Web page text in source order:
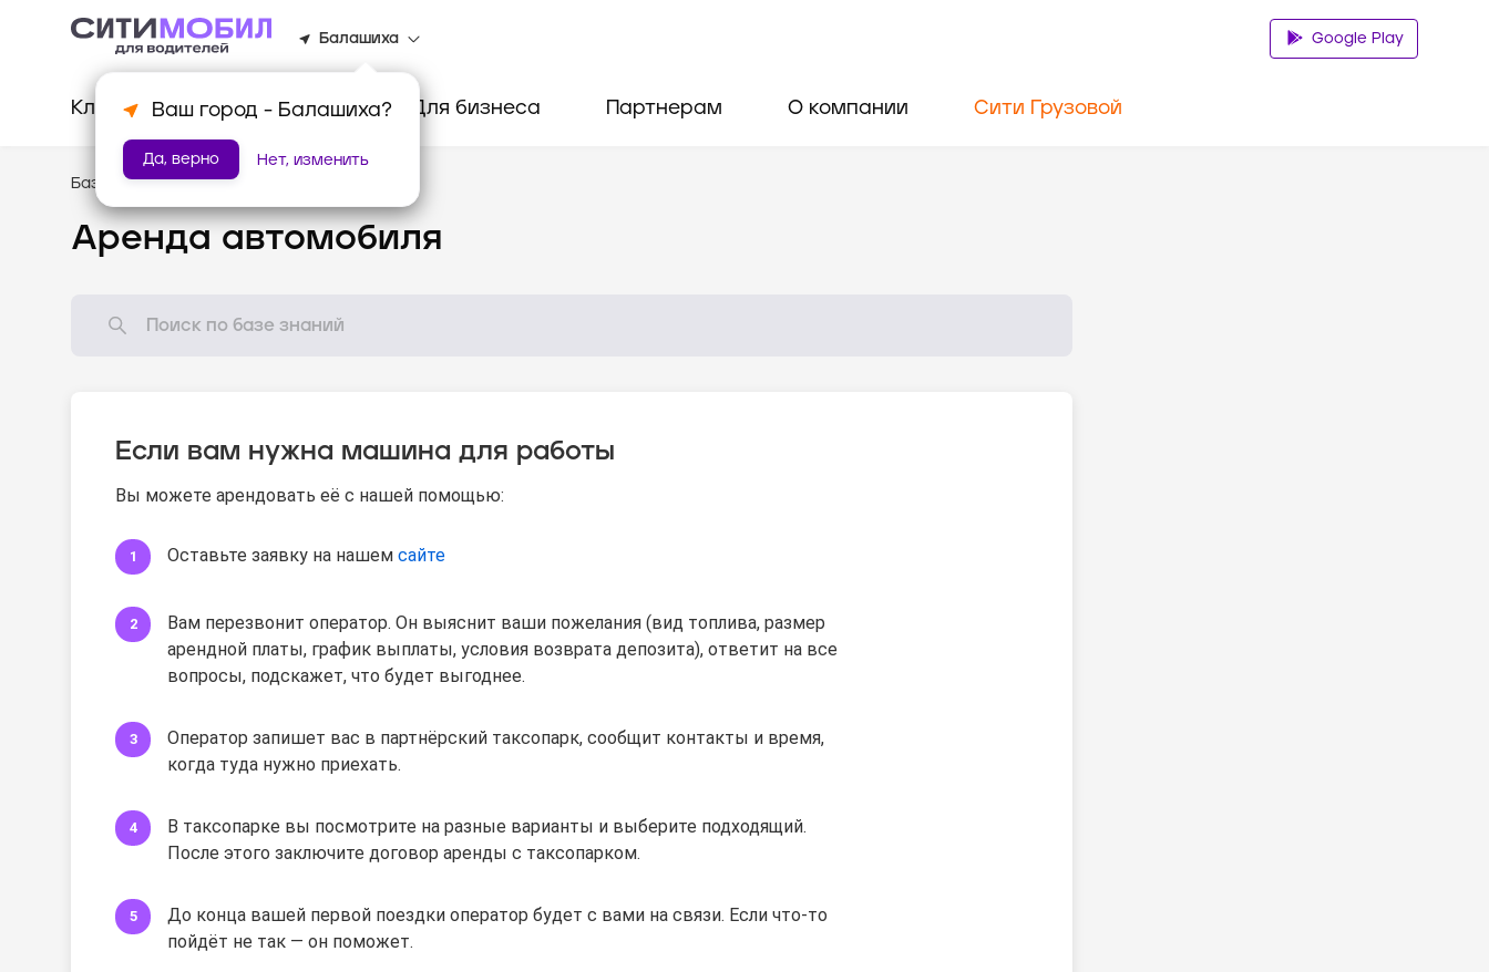
Балашиха
Ваш город - Балашиха?
Да, верно Нет, изменить
Google Play
Клиентам Водителям Для бизнеса Партнерам О компании Сити Грузовой
База знаний /Новому водителю
Аренда автомобиля
Если вам нужна машина для работы
Вы можете арендовать её с нашей помощью:
Оставьте заявку на нашем сайте
Вам перезвонит оператор. Он выяснит ваши пожелания (вид топлива, размер
арендной платы, график выплаты, условия возврата депозита), ответит на все
вопросы, подскажет, что будет выгоднее.
Оператор запишет вас в партнёрский таксопарк, сообщит контакты и время,
когда туда нужно приехать.
В таксопарке вы посмотрите на разные варианты и выберите подходящий.
После этого заключите договор аренды с таксопарком.
До конца вашей первой поездки оператор будет с вами на связи. Если что-то
пойдёт не так — он поможет.